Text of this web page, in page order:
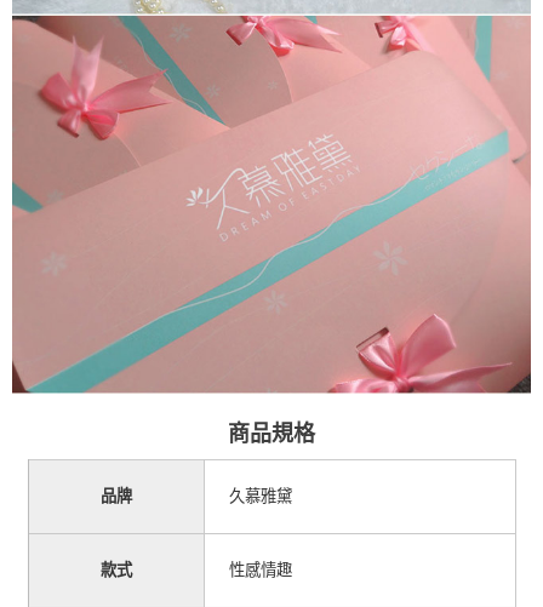
商品規格
品牌 久慕雅黛
款式 性感情趣